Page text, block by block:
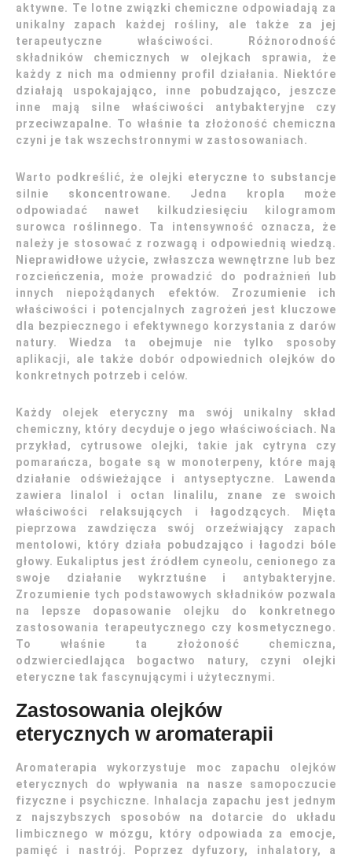
aktywne. Te lotne związki chemiczne odpowiadają za
unikalny zapach każdej rośliny, ale także za jej
terapeutyczne właściwości. Różnorodność
składników chemicznych w olejkach sprawia, że
każdy z nich ma odmienny profil działania. Niektóre
działają uspokajająco, inne pobudzająco, jeszcze
inne mają silne właściwości antybakteryjne czy
przeciwzapalne. To właśnie ta złożoność chemiczna
czyni je tak wszechstronnymi w zastosowaniach.
Warto podkreślić, że olejki eteryczne to substancje
silnie skoncentrowane. Jedna kropla może
odpowiadać nawet kilkudziesięciu kilogramom
surowca roślinnego. Ta intensywność oznacza, że
należy je stosować z rozwagą i odpowiednią wiedzą.
Nieprawidłowe użycie, zwłaszcza wewnętrzne lub bez
rozcieńczenia, może prowadzić do podrażnień lub
innych niepożądanych efektów. Zrozumienie ich
właściwości i potencjalnych zagrożeń jest kluczowe
dla bezpiecznego i efektywnego korzystania z darów
natury. Wiedza ta obejmuje nie tylko sposoby
aplikacji, ale także dobór odpowiednich olejków do
konkretnych potrzeb i celów.
Każdy olejek eteryczny ma swój unikalny skład
chemiczny, który decyduje o jego właściwościach. Na
przykład, cytrusowe olejki, takie jak cytryna czy
pomarańcza, bogate są w monoterpeny, które mają
działanie odświeżające i antyseptyczne. Lawenda
zawiera linalol i octan linalilu, znane ze swoich
właściwości relaksujących i łagodzących. Mięta
pieprzowa zawdzięcza swój orzeźwiający zapach
mentolowi, który działa pobudzająco i łagodzi bóle
głowy. Eukaliptus jest źródłem cyneolu, cenionego za
swoje działanie wykrztuśne i antybakteryjne.
Zrozumienie tych podstawowych składników pozwala
na lepsze dopasowanie olejku do konkretnego
zastosowania terapeutycznego czy kosmetycznego.
To właśnie ta złożoność chemiczna,
odzwierciedlająca bogactwo natury, czyni olejki
eteryczne tak fascynującymi i użytecznymi.
Zastosowania olejków
eterycznych w aromaterapii
Aromaterapia wykorzystuje moc zapachu olejków
eterycznych do wpływania na nasze samopoczucie
fizyczne i psychiczne. Inhalacja zapachu jest jednym
z najszybszych sposobów na dotarcie do układu
limbicznego w mózgu, który odpowiada za emocje,
pamięć i nastrój. Poprzez dyfuzory, inhalatory, a